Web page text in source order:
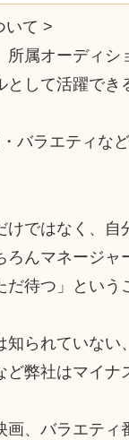
いて >
属オーディシ
して活躍でき
バラエティな
ではなく、
んマネージャ
待つ」という
知られていな
弊社はマイナ
画、バラエテ